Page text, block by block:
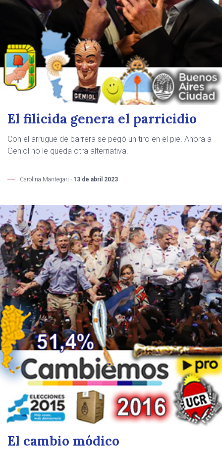
El filicida genera el parricidio
Con el arrugue de barrera se pegó un tiro en el pie. Ahora a
Geniol no le queda otra alternativa.
Carolina Mantegari - 13 de abril 2023
El cambio módico